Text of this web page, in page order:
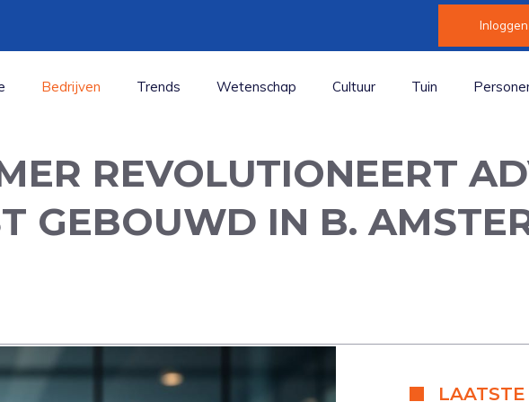
Inloggen
Bedrijven Trends Wetenschap Cultuur Tuin
REVOLUTIONEERT
GEBOUWD IN B.